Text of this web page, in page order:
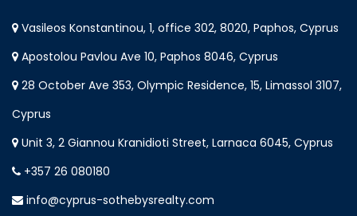
Vasileos Konstantinou, 1, office 302, 8020, Paphos, Cyprus
Apostolou Pavlou Ave 10, Paphos 8046, Cyprus
28 October Ave 353, Olympic Residence, 15, Limassol 3107,
Cyprus
Unit 3, 2 Giannou Kranidioti Street, Larnaca 6045, Cyprus
+357 26 080180
info@cyprus-sothebysrealty.com